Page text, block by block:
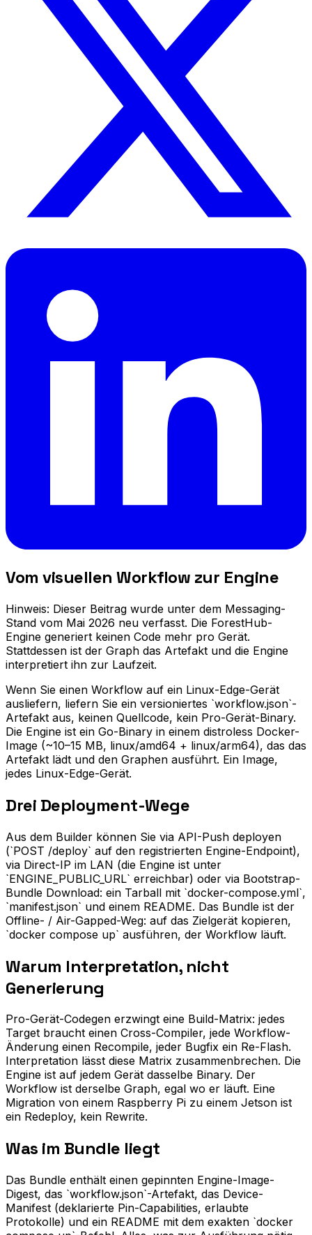
Vom visuellen Workflow zur Engine
Hinweis: Dieser Beitrag wurde unter dem Messaging-
Stand vom Mai 2026 neu verfasst. Die ForestHub-
Engine generiert keinen Code mehr pro Gerät.
Stattdessen ist der Graph das Artefakt und die Engine
interpretiert ihn zur Laufzeit.
Wenn Sie einen Workflow auf ein Linux-Edge-Gerät
ausliefern, liefern Sie ein versioniertes `workflow.json`-
Artefakt aus, keinen Quellcode, kein Pro-Gerät-Binary.
Die Engine ist ein Go-Binary in einem distroless Docker-
Image (~10–15 MB, linux/amd64 + linux/arm64), das das
Artefakt lädt und den Graphen ausführt. Ein Image,
jedes Linux-Edge-Gerät.
Drei Deployment-Wege
Aus dem Builder können Sie via API-Push deployen
(`POST /deploy` auf den registrierten Engine-Endpoint),
via Direct-IP im LAN (die Engine ist unter
`ENGINE_PUBLIC_URL` erreichbar) oder via Bootstrap-
Bundle Download: ein Tarball mit `docker-compose.yml`,
`manifest.json` und einem README. Das Bundle ist der
Offline- / Air-Gapped-Weg: auf das Zielgerät kopieren,
`docker compose up` ausführen, der Workflow läuft.
Warum Interpretation, nicht
Generierung
Pro-Gerät-Codegen erzwingt eine Build-Matrix: jedes
Target braucht einen Cross-Compiler, jede Workflow-
Änderung einen Recompile, jeder Bugfix ein Re-Flash.
Interpretation lässt diese Matrix zusammenbrechen. Die
Engine ist auf jedem Gerät dasselbe Binary. Der
Workflow ist derselbe Graph, egal wo er läuft. Eine
Migration von einem Raspberry Pi zu einem Jetson ist
ein Redeploy, kein Rewrite.
Was im Bundle liegt
Das Bundle enthält einen gepinnten Engine-Image-
Digest, das `workflow.json`-Artefakt, das Device-
Manifest (deklarierte Pin-Capabilities, erlaubte
Protokolle) und ein README mit dem exakten `docker